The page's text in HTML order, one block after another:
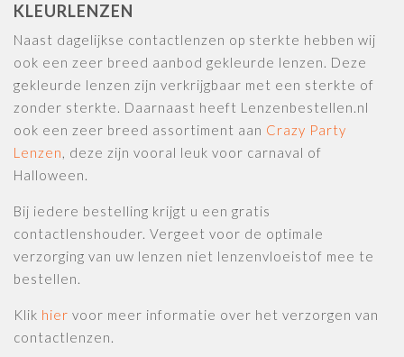
KLEURLENZEN
Naast dagelijkse contactlenzen op sterkte hebben wij
ook een zeer breed aanbod gekleurde lenzen. Deze
gekleurde lenzen zijn verkrijgbaar met een sterkte of
zonder sterkte. Daarnaast heeft Lenzenbestellen.nl
ook een zeer breed assortiment aan Crazy Party
Lenzen, deze zijn vooral leuk voor carnaval of
Halloween.
Bij iedere bestelling krijgt u een gratis
contactlenshouder. Vergeet voor de optimale
verzorging van uw lenzen niet lenzenvloeistof mee te
bestellen.
Klik hier voor meer informatie over het verzorgen van
contactlenzen.